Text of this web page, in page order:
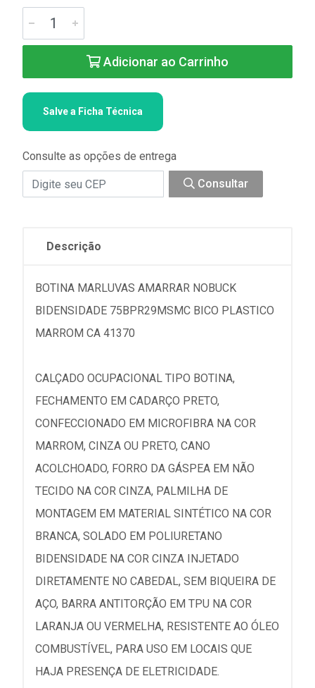
Adicionar ao Carrinho
Salve a Ficha Técnica
Consulte as opções de entrega
Consultar
Descrição
BOTINA MARLUVAS AMARRAR NOBUCK
BIDENSIDADE 75BPR29MSMC BICO PLASTICO
MARROM CA 41370
CALÇADO OCUPACIONAL TIPO BOTINA,
FECHAMENTO EM CADARÇO PRETO,
CONFECCIONADO EM MICROFIBRA NA COR
MARROM, CINZA OU PRETO, CANO
ACOLCHOADO, FORRO DA GÁSPEA EM NÃO
TECIDO NA COR CINZA, PALMILHA DE
MONTAGEM EM MATERIAL SINTÉTICO NA COR
BRANCA, SOLADO EM POLIURETANO
BIDENSIDADE NA COR CINZA INJETADO
DIRETAMENTE NO CABEDAL, SEM BIQUEIRA DE
AÇO, BARRA ANTITORÇÃO EM TPU NA COR
LARANJA OU VERMELHA, RESISTENTE AO ÓLEO
COMBUSTÍVEL, PARA USO EM LOCAIS QUE
HAJA PRESENÇA DE ELETRICIDADE.